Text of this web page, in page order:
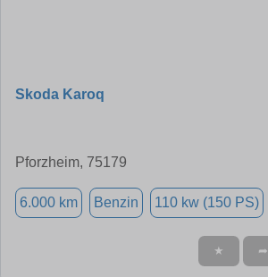
Skoda Karoq
Pforzheim, 75179
6.000 km Benzin 110 kw (150 PS)
★ ➦